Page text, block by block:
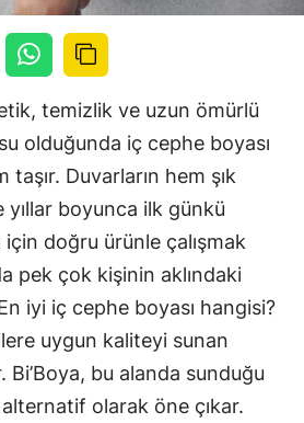
temizlik ve uzun ömürlü
olduğunda iç cephe boyası
Duvarların hem şık
boyunca ilk günkü
doğru ürünle çalışmak
pek çok kişinin aklındaki
iyi iç cephe boyası hangisi?
uygun kaliteyi sunan
bu alanda sunduğu
olarak öne çıkar.